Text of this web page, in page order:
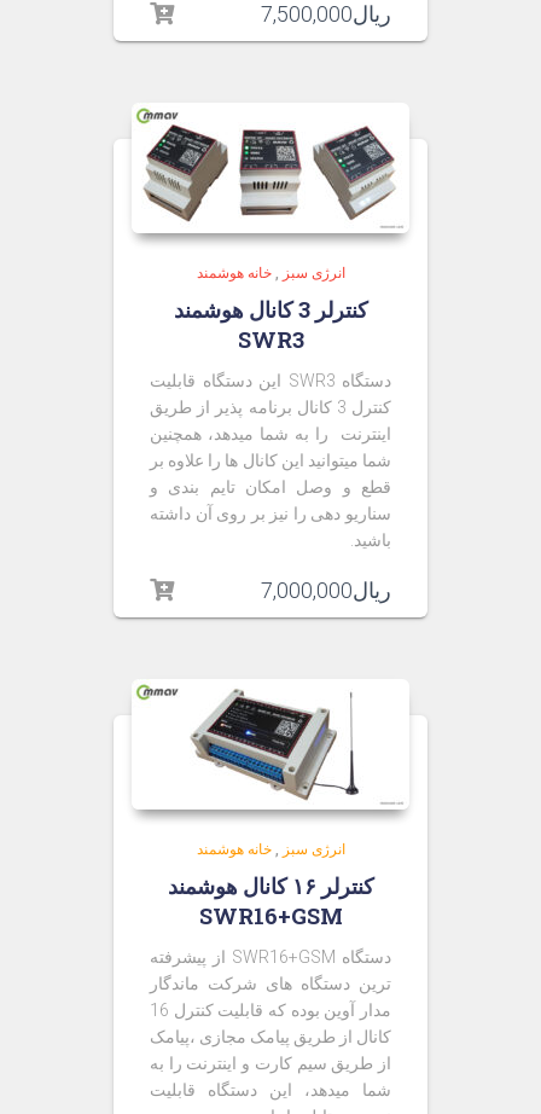
ریال7,500,000
انرژی سبز ,خانه هوشمند
کنترلر 3 کانال هوشمند
SWR3
دستگاه SWR3 این دستگاه قابلیت
کنترل 3 کانال برنامه پذیر از طریق
اینترنت را به شما میدهد، همچنین
شما میتوانید این کانال ها را علاوه بر
قطع و وصل امکان تایم بندی و
سناریو دهی را نیز بر روی آن داشته
باشید.
ریال7,000,000
انرژی سبز ,خانه هوشمند
کنترلر ۱۶ کانال هوشمند
SWR16+GSM
دستگاه SWR16+GSM از پیشرفته
ترین دستگاه های شرکت ماندگار
مدار آوین بوده که قابلیت کنترل 16
کانال از طریق پیامک مجازی ،پیامک
از طریق سیم کارت و اینترنت را به
شما میدهد، این دستگاه قابلیت